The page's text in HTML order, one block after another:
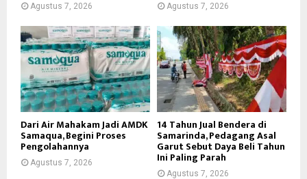
Agustus 7, 2026 Agustus 7, 2026
Dari Air Mahakam Jadi AMDK
Samaqua, Begini Proses
Pengolahannya
Agustus 7, 2026
14 Tahun Jual Bendera di
Samarinda, Pedagang Asal
Garut Sebut Daya Beli Tahun
Ini Paling Parah
Agustus 7, 2026